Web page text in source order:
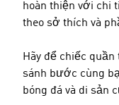
hoàn thiện với chi
theo sở thích và
Hãy để chiếc
sánh bước cùng
bóng đá và di sản